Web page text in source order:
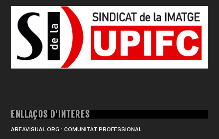
ENLLAÇOS D'INTERÈS
AREAVISUAL.ORG : COMUNITAT PROFESSIONAL